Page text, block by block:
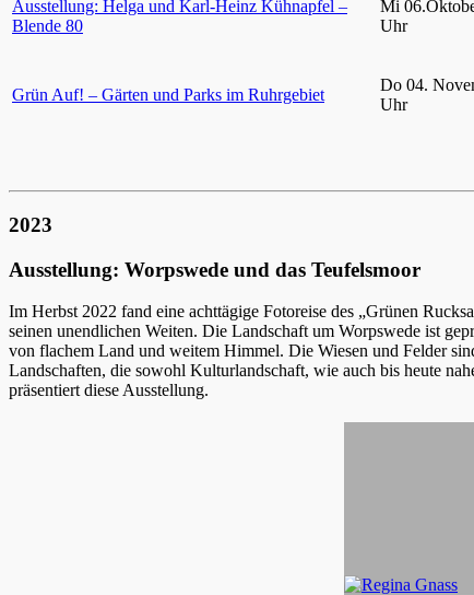
Ausstellung: Helga und Karl-Heinz Kühnapfel –
Blende 80
Mi
Uhr
Grün Auf! – Gärten und Parks im Ruhrgebiet
Do 04.
Uhr
2023
Ausstellung: Worpswede und das Teufelsmoor
Im Herbst 2022 fand eine achttägige Fotoreise des „Grünen
seinen unendlichen Weiten. Die Landschaft um Worpswede ist
von flachem Land und weitem Himmel. Die Wiesen und Felder
Landschaften, die sowohl Kulturlandschaft, wie auch bis heute
präsentiert diese Ausstellung.